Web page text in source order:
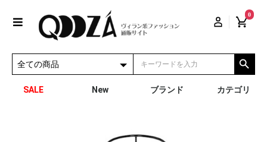
0
SALE New ブランド カテゴリ